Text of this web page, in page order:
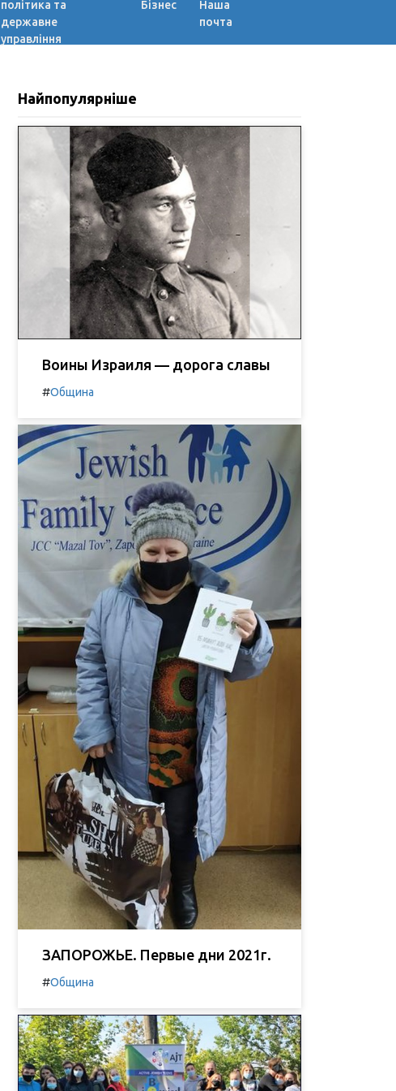
політика та
державне
управління
Бізнес
Наша
почта
Найпопулярніше
Воины Израиля — дорога славы
#Община
ЗАПОРОЖЬЕ. Первые дни 2021г.
#Община